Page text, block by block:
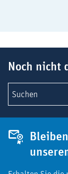
Noch nicht
Suchen